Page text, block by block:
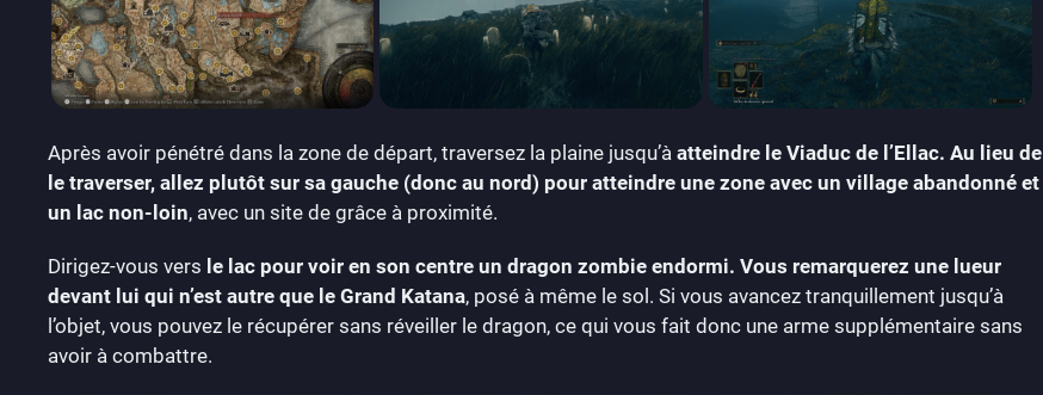
Après avoir pénétré dans la zone de départ, traversez la plaine jusqu’à atteindre le Viaduc de l’Ellac. Au lieu de
le traverser, allez plutôt sur sa gauche (donc au nord) pour atteindre une zone avec un village abandonné et
un lac non-loin, avec un site de grâce à proximité.
Dirigez-vous vers le lac pour voir en son centre un dragon zombie endormi. Vous remarquerez une lueur
devant lui qui n’est autre que le Grand Katana, posé à même le sol. Si vous avancez tranquillement jusqu’à
l’objet, vous pouvez le récupérer sans réveiller le dragon, ce qui vous fait donc une arme supplémentaire sans
avoir à combattre.